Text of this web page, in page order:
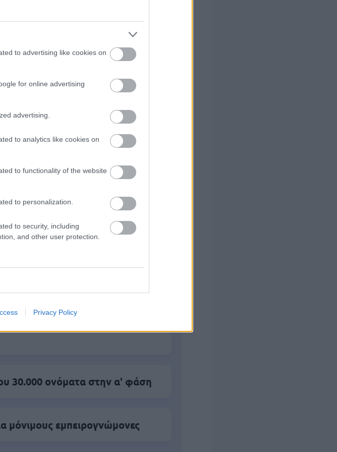
to advertising like cookies on
for online advertising
advertising.
to analytics like cookies on
to functionality of the website
to personalization.
to security, including
and other user protection.
Privacy Policy
2 ημέρες στα χέρια σας
Υπολογιστών σε 2
ειδήσεις.
αναζήτησης της Google
Δημόσιο (χωρίς πτυχίο)
30.000 ονόματα στην α' φάση
μόνιμους εμπειρογνώμονες